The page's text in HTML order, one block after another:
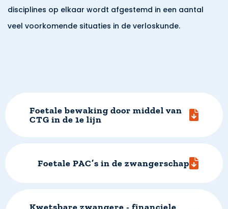
Foetale bewaking door middel van
CTG in de 1e lijn
Foetale PAC’s in de zwangerschap
disciplines op elkaar wordt afgestemd in een aantal
veel voorkomende situaties in de verloskunde.